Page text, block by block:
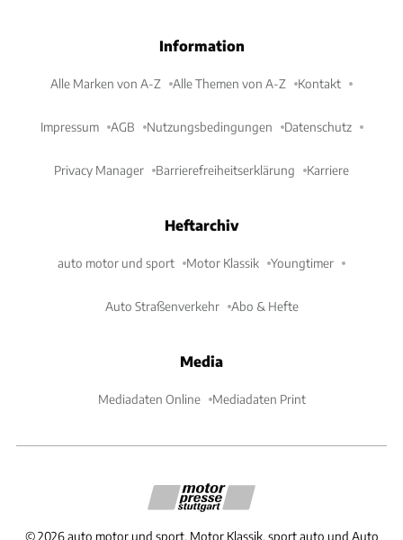
Information
Alle Marken von A-Z Alle Themen von A-Z Kontakt
Impressum AGB Nutzungsbedingungen Datenschutz
Privacy Manager Barrierefreiheitserklärung Karriere
Heftarchiv
auto motor und sport Motor Klassik Youngtimer
Auto Straßenverkehr Abo & Hefte
Media
Mediadaten Online Mediadaten Print
©2026 auto motor und sport, Motor Klassik, sport auto und Auto